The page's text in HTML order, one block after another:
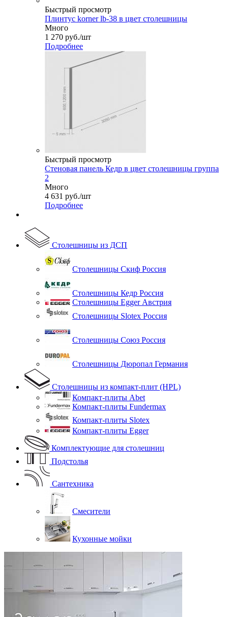
Быстрый просмотр
Плинтус korner lb-38 в цвет столешницы
Много
1 270 руб./шт
Подробнее
Быстрый просмотр
Стеновая панель Кедр в цвет столешницы группа
2
Много
4 631 руб./шт
Подробнее
Столешницы из ДСП
Столешницы Скиф Россия
Столешницы Кедр Россия
Столешницы Egger Австрия
Столешницы Slotex Россия
Столешницы Союз Россия
Столешницы Дюропал Германия
Столешницы из компакт-плит (HPL)
Компакт-плиты Abet
Компакт-плиты Fundermax
Компакт-плиты Slotex
Компакт-плиты Egger
Комплектующие для столешниц
Подстолья
Сантехника
Смесители
Кухонные мойки